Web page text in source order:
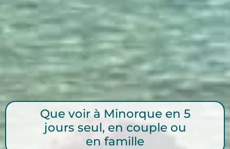
Que voir à Minorque en 5
jours seul, en couple ou
en famille